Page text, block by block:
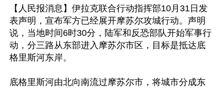
【人民报消息】伊拉克联合行动指挥部10月31日发
表声明，宣布军方已经展开摩苏尔攻城行动。声明
说，当地时间6时30分，陆军和反恐部队开始军事行
动，分三路从东部进入摩苏尔市区，目标是抵达底
格里斯河东岸。
底格里斯河由北向南流过摩苏尔市，将城市分成东